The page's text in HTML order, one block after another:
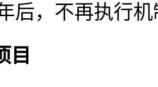
后，不再执行
目